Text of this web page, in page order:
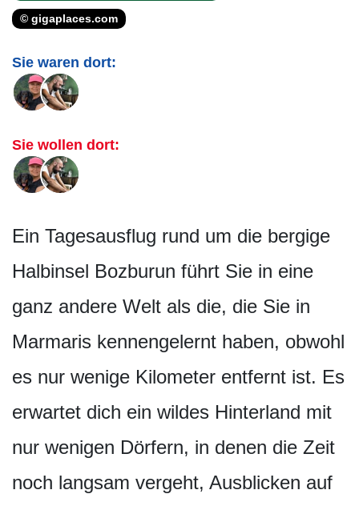
© gigaplaces.com
Sie waren dort:
Sie wollen dort:
Ein Tagesausflug rund um die bergige
Halbinsel Bozburun führt Sie in eine
ganz andere Welt als die, die Sie in
Marmaris kennengelernt haben, obwohl
es nur wenige Kilometer entfernt ist. Es
erwartet dich ein wildes Hinterland mit
nur wenigen Dörfern, in denen die Zeit
noch langsam vergeht, Ausblicken auf